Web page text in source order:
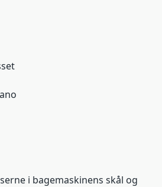
i bagemaskinens skål og